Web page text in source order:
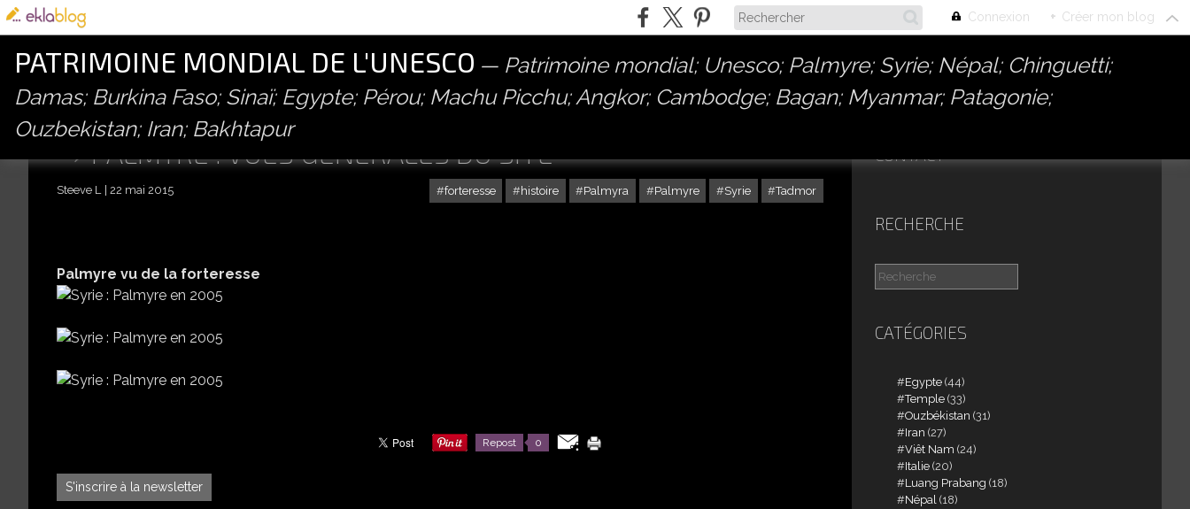
Connexion + Créer mon blog
PATRIMOINE MONDIAL DE L'UNESCO
Patrimoine mondial; Unesco; Palmyre; Syrie; Népal; Chinguetti;
Damas; Burkina Faso; Sinaï; Egypte; Pérou; Machu Picchu; Angkor; Cambodge; Bagan; Myanmar; Patagonie;
Ouzbekistan; Iran; Bakhtapur
PALMYRE : VUES GÉNÉRALES DU SITE
forteresse histoire Palmyra Palmyre Syrie Tadmor
Steeve L 22 mai 2015
Palmyre vu de la forteresse
Repost 0
S'inscrire à la newsletter
CONTACT
RECHERCHE
CATÉGORIES
Egypte (44)
Temple (33)
Ouzbékistan (31)
Iran (27)
Viêt Nam (24)
Italie (20)
Luang Prabang (18)
Népal (18)